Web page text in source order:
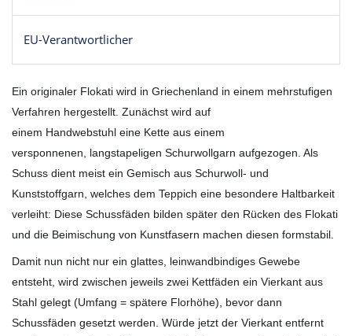
EU-Verantwortlicher
Ein originaler Flokati wird in Griechenland in einem mehrstufigen
Verfahren hergestellt. Zunächst wird auf
einem Handwebstuhl eine Kette aus einem
versponnenen, langstapeligen Schurwollgarn aufgezogen. Als
Schuss dient meist ein Gemisch aus Schurwoll- und
Kunststoffgarn, welches dem Teppich eine besondere Haltbarkeit
verleiht: Diese Schussfäden bilden später den Rücken des Flokati
und die Beimischung von Kunstfasern machen diesen formstabil.
Damit nun nicht nur ein glattes, leinwandbindiges Gewebe
entsteht, wird zwischen jeweils zwei Kettfäden ein Vierkant aus
Stahl gelegt (Umfang = spätere Florhöhe), bevor dann
Schussfäden gesetzt werden. Würde jetzt der Vierkant entfernt